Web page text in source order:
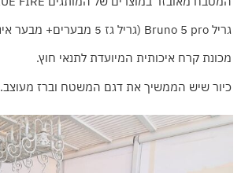
גריל Bruno 5 pro (גריל גז 5 מבערים+ מבער אינפרא).
מכונת קרח איכותית המיועדת לתנאי חוץ.
כיור שיש הממשיך את דגם המשטח וברז מעוצב.